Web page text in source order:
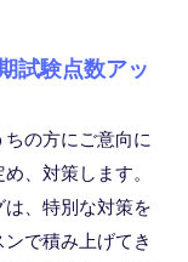
試験点数アッ
の方にご意向に
、対策します。
、特別な対策を
で積み上げてき